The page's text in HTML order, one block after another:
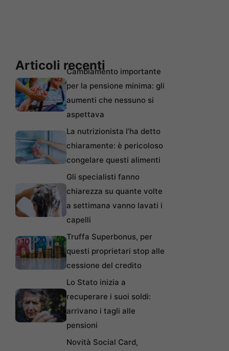
Articoli recentiCambiamento importante
per la pensione minima: gli
aumenti che nessuno si
aspettava
La nutrizionista l’ha detto
chiaramente: è pericoloso
congelare questi alimenti
Gli specialisti fanno
chiarezza su quante volte
a settimana vanno lavati i
capelli
Truffa Superbonus, per
questi proprietari stop alle
cessione del credito
Lo Stato inizia a
recuperare i suoi soldi:
arrivano i tagli alle
pensioni
Novità Social Card,